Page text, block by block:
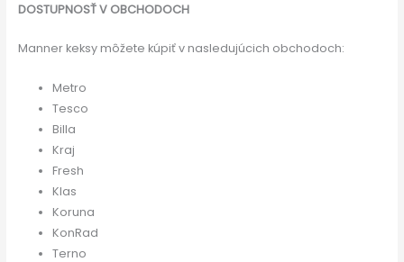
DOSTUPNOSŤ V OBCHODOCH
Manner keksy môžete kúpiť v nasledujúcich obchodoch:
Metro
Tesco
Billa
Kraj
Fresh
Klas
Koruna
KonRad
Terno